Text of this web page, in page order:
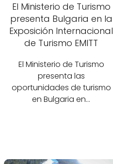
El Ministerio de Turismo
presenta Bulgaria en la
Exposición Internacional
de Turismo EMITT
El Ministerio de Turismo
presenta las
oportunidades de turismo
en Bulgaria en…